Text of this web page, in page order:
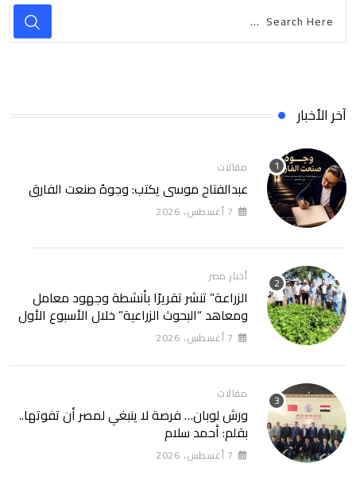
آخر الأخبار
مقالات
عبدالفتاح موسى يكتب: وجوهٌ صنعت الفارق
7 أغسطس، 2026
أخبار مصر
الزراعة” تنشر تقريرًا بأنشطة وجهود معامل
ومعاهد “البحوث الزراعية” خلال الأسبوع الأول
من أغسطس 2026
7 أغسطس، 2026
مقالات
ورش لوبان… فرصة لا ينبغي لمصر أن تفوتها..
بقلم: أحمد سلام
7 أغسطس، 2026